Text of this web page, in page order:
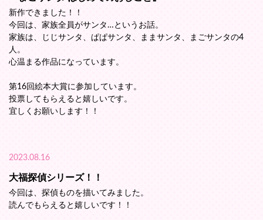
新作できました！！
今回は、家族全員がサンタ…というお話。
家族は、じじサンタ、ぱぱサンタ、ままサンタ、まごサンタの4
人。
心温まる作品になっています。
第16回絵本大賞に参加しています。
投票してもらえると嬉しいです。
宜しくお願いします！！
2023.08.16
大福探偵シリーズ！！
今回は、探偵ものを描いてみました。
読んでもらえると嬉しいです！！